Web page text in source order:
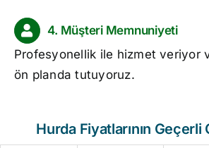
4. Müşteri Memnuniyeti
Profesyonellik ile hizmet veriyor
ön planda tutuyoruz.
Hurda Fiyatlarının Geçerli